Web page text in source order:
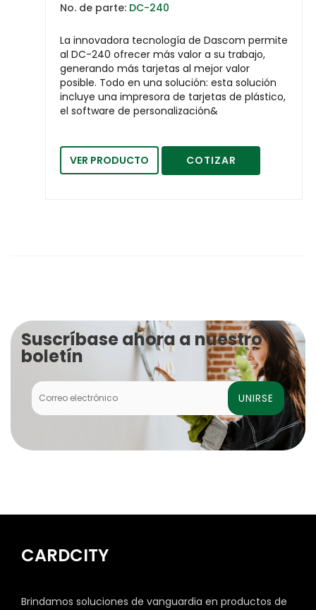
No. de parte: DC-240
La innovadora tecnología de Dascom permite
al DC-240 ofrecer más valor a su trabajo,
generando más tarjetas al mejor valor
posible. Todo en una solución: esta solución
incluye una impresora de tarjetas de plástico,
el software de personalización&
VER PRODUCTO COTIZAR
Suscríbase ahora a nuestro
boletín
UNIRSE
CARDCITY
Brindamos soluciones de vanguardia en productos de